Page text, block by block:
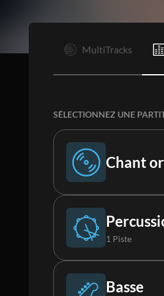
MultiTracks
SÉLECTIONNEZ UNE
Chant
Chant original
1 Piste
Batterie
Basse